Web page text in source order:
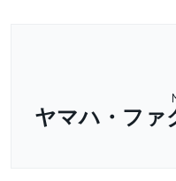
ヤマハ・ファ